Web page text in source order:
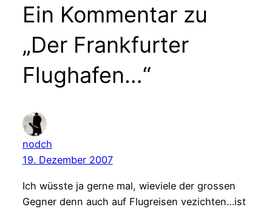
Ein Kommentar zu
„Der Frankfurter
Flughafen…“
nodch
19. Dezember 2007
Ich wüsste ja gerne mal, wieviele der grossen
Gegner denn auch auf Flugreisen vezichten…ist